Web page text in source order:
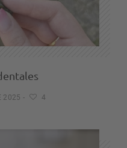
2025 - 4